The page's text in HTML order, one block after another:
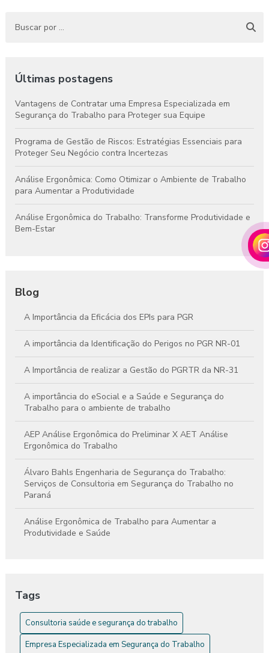
Últimas postagens
Vantagens de Contratar uma Empresa Especializada em
Segurança do Trabalho para Proteger sua Equipe
Programa de Gestão de Riscos: Estratégias Essenciais para
Proteger Seu Negócio contra Incertezas
Análise Ergonômica: Como Otimizar o Ambiente de Trabalho
para Aumentar a Produtividade
Análise Ergonômica do Trabalho: Transforme Produtividade e
Bem-Estar
Blog
A Importância da Eficácia dos EPIs para PGR
A importância da Identificação do Perigos no PGR NR-01
A Importância de realizar a Gestão do PGRTR da NR-31
A importância do eSocial e a Saúde e Segurança do
Trabalho para o ambiente de trabalho
AEP Análise Ergonômica do Preliminar X AET Análise
Ergonômica do Trabalho
Álvaro Bahls Engenharia de Segurança do Trabalho:
Serviços de Consultoria em Segurança do Trabalho no
Paraná
Análise Ergonômica de Trabalho para Aumentar a
Produtividade e Saúde
Análise Ergonômica de Trabalho: Guia Completo
Análise Ergonômica do Ambiente de Trabalho
Análise Ergonômica do Trabalho: Essencial Para a
Tags
Consultoria saúde e segurança do trabalho
Empresa Especializada em Segurança do Trabalho